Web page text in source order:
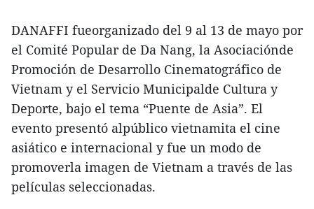
DANAFFI fueorganizado del 9 al 13 de mayo por
el Comité Popular de Da Nang, la Asociaciónde
Promoción de Desarrollo Cinematográfico de
Vietnam y el Servicio Municipalde Cultura y
Deporte, bajo el tema “Puente de Asia”. El
evento presentó alpúblico vietnamita el cine
asiático e internacional y fue un modo de
promoverla imagen de Vietnam a través de las
películas seleccionadas.